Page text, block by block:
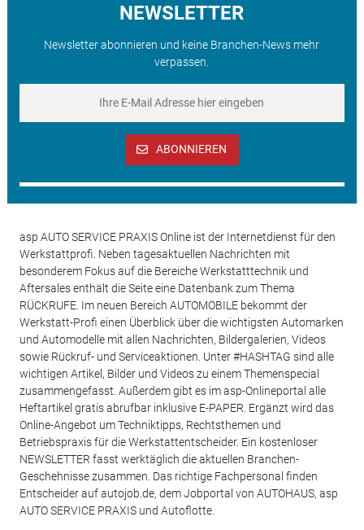
NEWSLETTER
Newsletter abonnieren und keine Branchen-News mehr
verpassen.
ABONNIEREN
asp AUTO SERVICE PRAXIS Online ist der Internetdienst für den
Werkstattprofi. Neben tagesaktuellen Nachrichten mit
besonderem Fokus auf die Bereiche Werkstatttechnik und
Aftersales enthält die Seite eine Datenbank zum Thema
RÜCKRUFE. Im neuen Bereich AUTOMOBILE bekommt der
Werkstatt-Profi einen Überblick über die wichtigsten Automarken
und Automodelle mit allen Nachrichten, Bildergalerien, Videos
sowie Rückruf- und Serviceaktionen. Unter #HASHTAG sind alle
wichtigen Artikel, Bilder und Videos zu einem Themenspecial
zusammengefasst. Außerdem gibt es im asp-Onlineportal alle
Heftartikel gratis abrufbar inklusive E-PAPER. Ergänzt wird das
Online-Angebot um Techniktipps, Rechtsthemen und
Betriebspraxis für die Werkstattentscheider. Ein kostenloser
NEWSLETTER fasst werktäglich die aktuellen Branchen-
Geschehnisse zusammen. Das richtige Fachpersonal finden
Entscheider auf autojob.de, dem Jobportal von AUTOHAUS, asp
AUTO SERVICE PRAXIS und Autoflotte.